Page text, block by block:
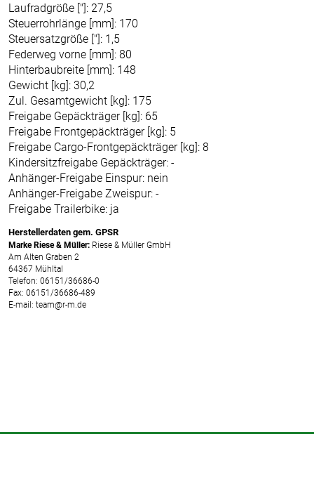
Laufradgröße ["]: 27,5
Steuerrohrlänge [mm]: 170
Steuersatzgröße ["]: 1,5
Federweg vorne [mm]: 80
Hinterbaubreite [mm]: 148
Gewicht [kg]: 30,2
Zul. Gesamtgewicht [kg]: 175
Freigabe Gepäckträger [kg]: 65
Freigabe Frontgepäckträger [kg]: 5
Freigabe Cargo-Frontgepäckträger [kg]: 8
Kindersitzfreigabe Gepäckträger: -
Anhänger-Freigabe Einspur: nein
Anhänger-Freigabe Zweispur: -
Freigabe Trailerbike: ja
Herstellerdaten gem. GPSR
Marke Riese & Müller: Riese & Müller GmbH
Am Alten Graben 2
64367 Mühltal
Telefon: 06151/36686-0
Fax: 06151/36686-489
E-mail: team@r-m.de